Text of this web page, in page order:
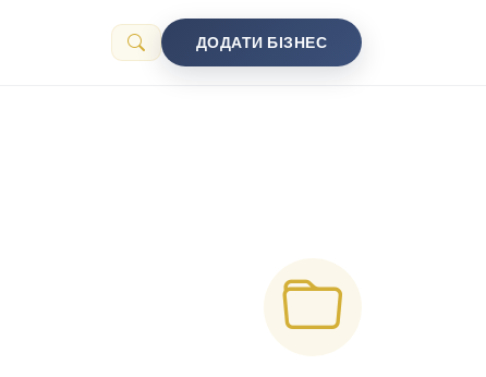
ДОДАТИ БІЗНЕС